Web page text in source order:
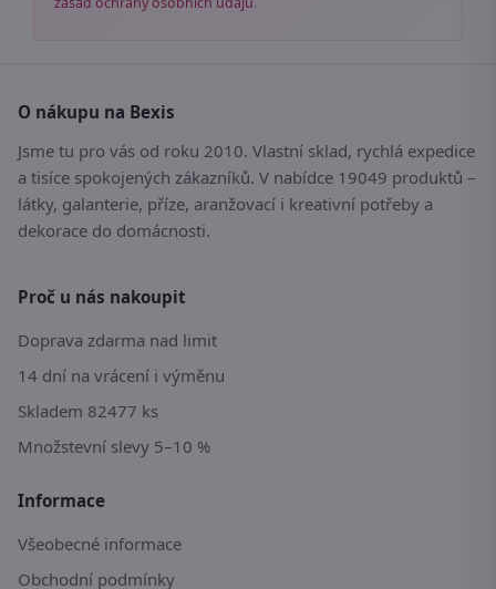
O nákupu na Bexis
Jsme tu pro vás od roku 2010. Vlastní sklad, rychlá expedice
a tisíce spokojených zákazníků. V nabídce 19049 produktů –
látky, galanterie, příze, aranžovací i kreativní potřeby a
dekorace do domácnosti.
Proč u nás nakoupit
Doprava zdarma nad limit
14 dní na vrácení i výměnu
Skladem 82477 ks
Množstevní slevy 5–10 %
Informace
Všeobecné informace
Obchodní podmínky